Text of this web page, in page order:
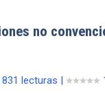
no
831 lecturas |